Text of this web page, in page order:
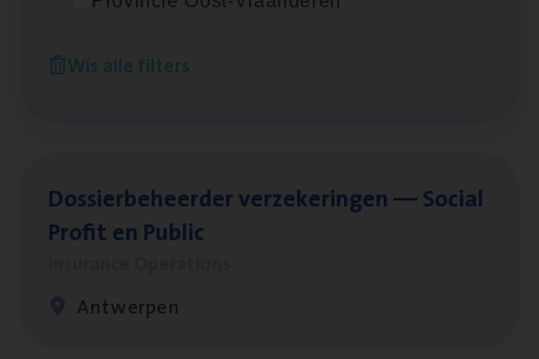
Wis alle filters
Antwerpen
Dos­sier­be­heer­der ver­ze­ke­rin­gen — Soci­al
Pro­fit en Public
Antwerpen